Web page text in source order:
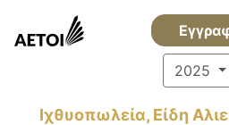
2025
Ιχθυοπωλεία, Είδη